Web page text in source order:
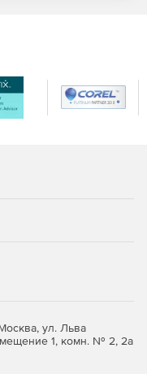
и удобное
SQL Server,
проблемах.
ул. Льва
1, комн. № 2, 2а